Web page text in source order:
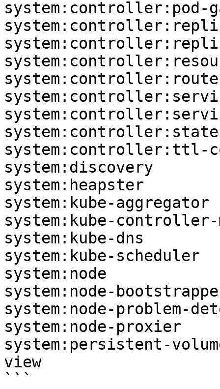
system:discovery
system:heapster
system:kube-
system:kube-
system:kube-dns
system:kube-
system:node
system:node-
system:node-
system:node-
system:persistent-
view
```